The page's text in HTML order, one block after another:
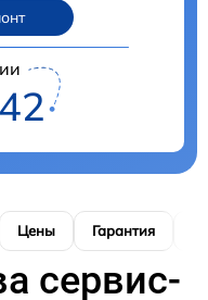
Цены Гарантия
сервис-